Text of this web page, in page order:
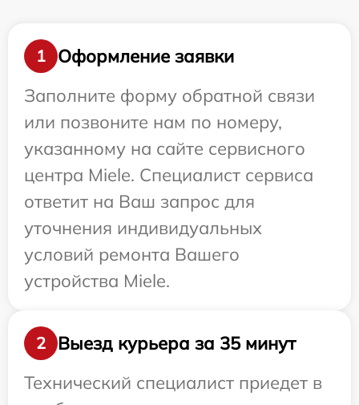
1
Оформление заявки
Заполните форму обратной связи
или позвоните нам по номеру,
указанному на сайте сервисного
центра Miele. Специалист сервиса
ответит на Ваш запрос для
уточнения индивидуальных
условий ремонта Вашего
устройства Miele.
2
Выезд курьера за 35 минут
Технический специалист приедет в